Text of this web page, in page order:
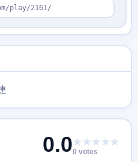
play/2161/
0.0★★★★★
0 votes